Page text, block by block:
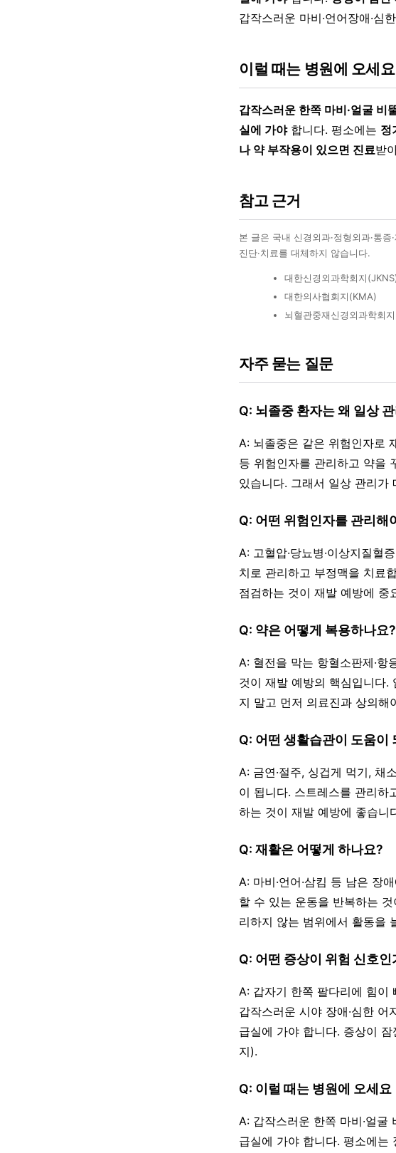
갑작스러운 마비·언어장애·심
이럴 때는 병원에 오세요
갑작스러운 한쪽 마비·얼굴 비
실에 가야합니다. 평소에는 정
나 약 부작용이 있으면 진료받
참고 근거
본 글은 국내 신경외과·정형외과·통
진단·치료를 대체하지 않습니다.
대한신경외과학회지
대한의사협회지(KMA)
뇌혈관중재신경외과학회
자주 묻는 질문
Q: 뇌졸중 환자는 왜 일상
A: 뇌졸중은 같은 위험인자로
등 위험인자를 관리하고 약을
있습니다. 그래서 일상 관리가
Q: 어떤 위험인자를 관리해
A: 고혈압·당뇨병·이상지질혈
치로 관리하고 부정맥을 치료
점검하는 것이 재발 예방에 중
Q: 약은 어떻게 복용하나요?
A: 혈전을 막는 항혈소판제·항
것이 재발 예방의 핵심입니다.
지 말고 먼저 의료진과 상의해
Q: 어떤 생활습관이 도움이
A: 금연·절주, 싱겁게 먹기, 채
이 됩니다. 스트레스를 관리하
하는 것이 재발 예방에 좋습니
Q: 재활은 어떻게 하나요?
A: 마비·언어·삼킴 등 남은 장
할 수 있는 운동을 반복하는
리하지 않는 범위에서 활동을
Q: 어떤 증상이 위험 신호인
A: 갑자기 한쪽 팔다리에 힘이
갑작스러운 시야 장애·심한 어
급실에 가야 합니다. 증상이
지).
Q: 이럴 때는 병원에 오세요
A: 갑작스러운 한쪽 마비·얼굴
급실에 가야 합니다. 평소에는